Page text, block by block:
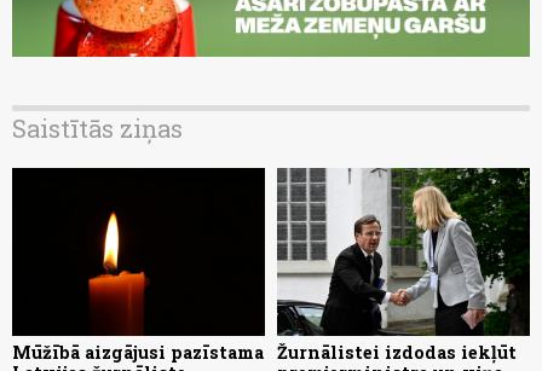
Saistītās ziņas
Mūžībā aizgājusi pazīstama Žurnālistei izdodas iekļūt